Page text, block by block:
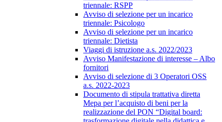
triennale: RSPP
Avviso di selezione per un incarico
triennale: Psicologo
Avviso di selezione per un incarico
triennale: Dietista
Viaggi di istruzione a.s. 2022/2023
Avviso Manifestazione di interesse – Albo
fornitori
Avviso di selezione di 3 Operatori OSS
a.s. 2022-2023
Documento di stipula trattativa diretta
Mepa per l’acquisto di beni per la
realizzazione del PON “Digital board: